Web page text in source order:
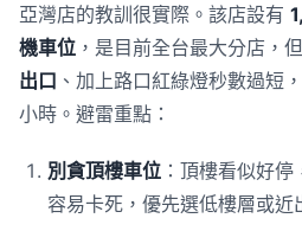
亞灣店的教訓很實際。該店設有
機車位 ，是目前全台最大分店，
出口 、加上路口紅綠燈秒數過短
小時。避雷重點：
別貪頂樓車位 ：頂樓看似好
容易卡死，優先選低樓層或近